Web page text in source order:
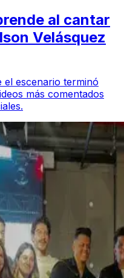
al cantar
Velásquez
el escenario terminó
más comentados